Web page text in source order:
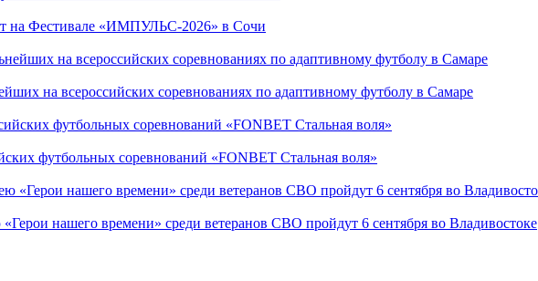
на Фестивале «ИМПУЛЬС-2026» в Сочи
на всероссийских соревнованиях по адаптивному футболу в Самаре
футбольных соревнований «FONBET Стальная воля»
нашего времени» среди ветеранов СВО пройдут 6 сентября во Владивостоке